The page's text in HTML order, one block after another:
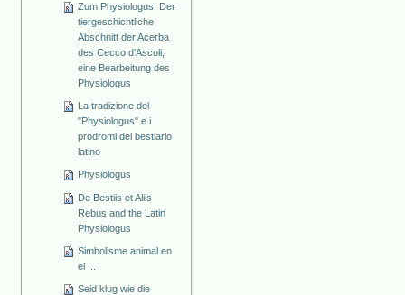
Zum Physiologus: Der
tiergeschichtliche
Abschnitt der Acerba
des Cecco d'Ascoli,
eine Bearbeitung des
Physiologus
La tradizione del
"Physiologus" e i
prodromi del bestiario
latino
Physiologus
De Bestiis et Aliis
Rebus and the Latin
Physiologus
Simbolisme animal en
el ...
Seid klug wie die